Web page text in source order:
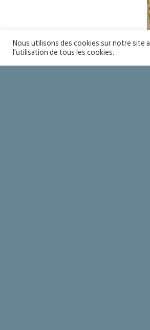
Nous utilisons des cookies sur notre site
l'utilisation de tous les cookies.